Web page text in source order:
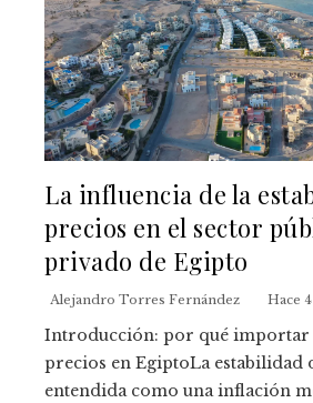
La influencia de la
precios en el sector
privado de Egipto
Alejandro Torres Fernández Hace
Introducción: por qué importar
precios en EgiptoLa estabilidad
entendida como una inflación